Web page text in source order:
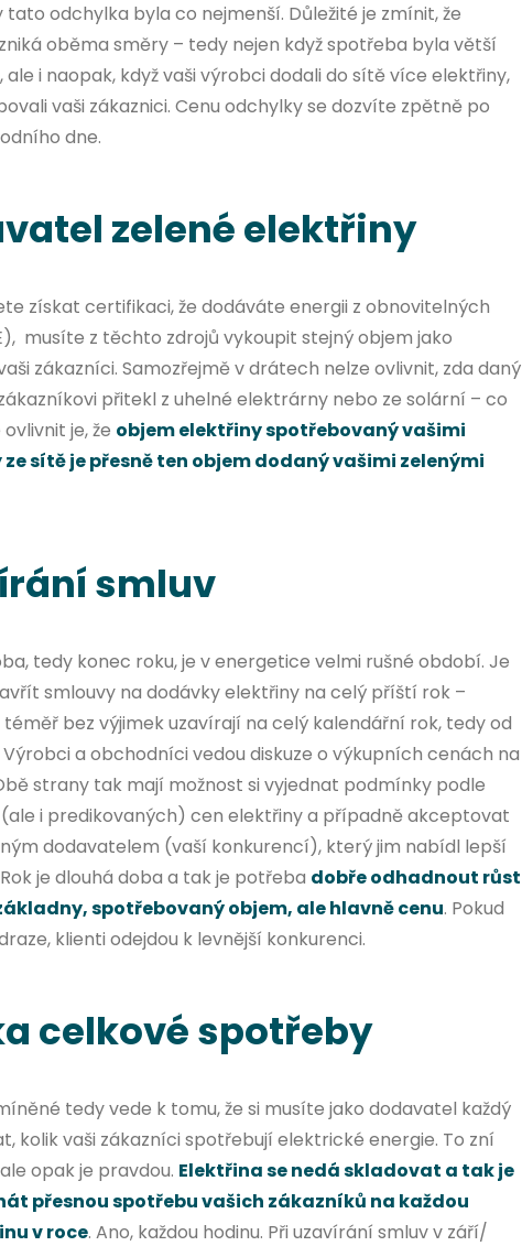
tato odchylka byla co nejmenší. Důležité je zmínit, že
oběma směry – tedy nejen když spotřeba byla větší
ale i naopak, když vaši výrobci dodali do sítě více elektřiny,
vaši zákaznici. Cenu odchylky se dozvíte zpětně po
dne.
zelené elektřiny
získat certifikaci, že dodáváte energii z obnovitelných
musíte z těchto zdrojů vykoupit stejný objem jako
zákazníci. Samozřejmě v drátech nelze ovlivnit, zda daný
přitekl z uhelné elektrárny nebo ze solární – co
je, že objem elektřiny spotřebovaný vašimi
sítě je přesně ten objem dodaný vašimi zelenými
smluv
tedy konec roku, je v energetice velmi rušné období. Je
smlouvy na dodávky elektřiny na celý příští rok –
téměř bez výjimek uzavírají na celý kalendářní rok, tedy od
Výrobci a obchodníci vedou diskuze o výkupních cenách na
strany tak mají možnost si vyjednat podmínky podle
i predikovaných) cen elektřiny a případně akceptovat
dodavatelem (vaší konkurencí), který jim nabídl lepší
je dlouhá doba a tak je potřeba dobře odhadnout růst
spotřebovaný objem, ale hlavně cenu. Pokud
klienti odejdou k levnější konkurenci.
celkové spotřeby
tedy vede k tomu, že si musíte jako dodavatel každý
kolik vaši zákazníci spotřebují elektrické energie. To zní
opak je pravdou. Elektřina se nedá skladovat a tak je
přesnou spotřebu vašich zákazníků na každou
v roce. Ano, každou hodinu. Při uzavírání smluv v září/